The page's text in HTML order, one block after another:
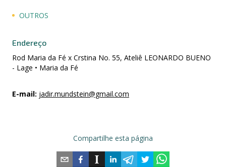
OUTROS
Endereço
Rod Maria da Fé x Crstina No. 55, Ateliê LEONARDO BUENO
- Lage • Maria da Fé
E-mail: jadir.mundstein@gmail.com
Compartilhe esta página